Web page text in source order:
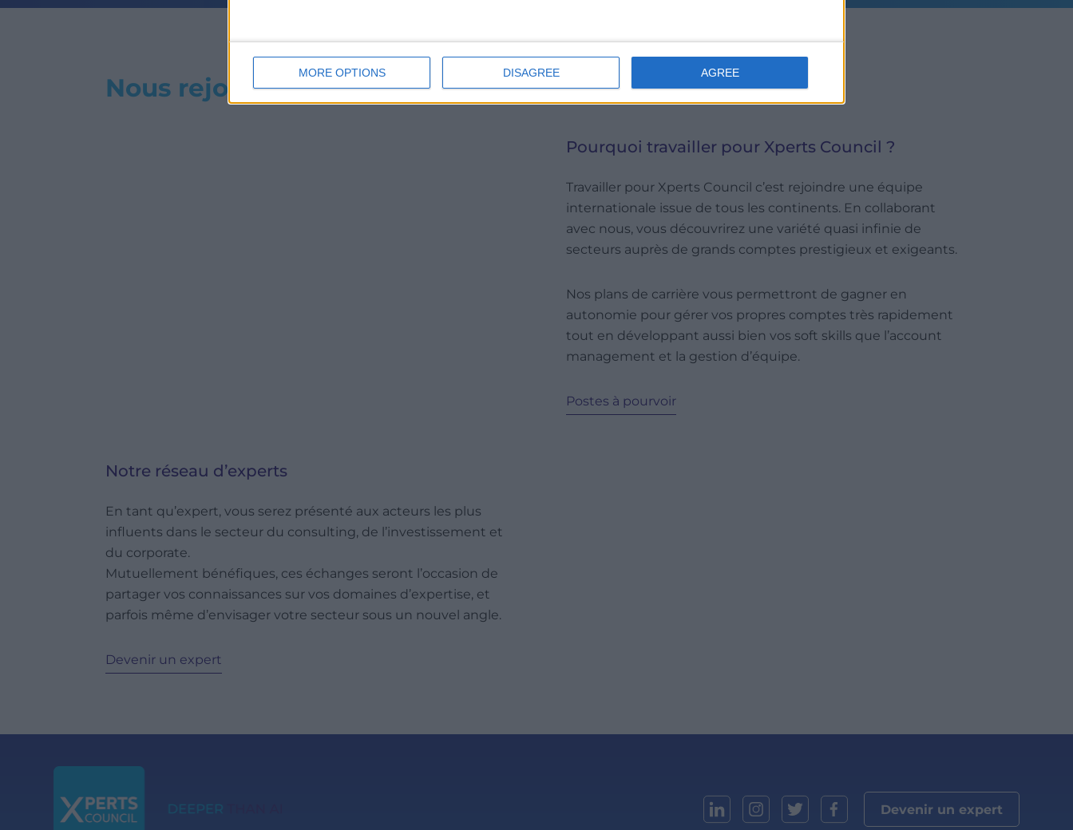
MORE OPTIONS DISAGREE AGREE
Nous rejoindre
Pourquoi travailler pour Xperts Council ?
Travailler pour Xperts Council c’est rejoindre une équipe
internationale issue de tous les continents. En collaborant
avec nous, vous découvrirez une variété quasi infinie de
secteurs auprès de grands comptes prestigieux et exigeants.
Nos plans de carrière vous permettront de gagner en
autonomie pour gérer vos propres comptes très rapidement
tout en développant aussi bien vos soft skills que l’account
management et la gestion d’équipe.
Postes à pourvoir
Notre réseau d’experts
En tant qu’expert, vous serez présenté aux acteurs les plus
influents dans le secteur du consulting, de l’investissement et
du corporate.
Mutuellement bénéfiques, ces échanges seront l’occasion de
partager vos connaissances sur vos domaines d’expertise, et
parfois même d’envisager votre secteur sous un nouvel angle.
Devenir un expert
Devenir un expert